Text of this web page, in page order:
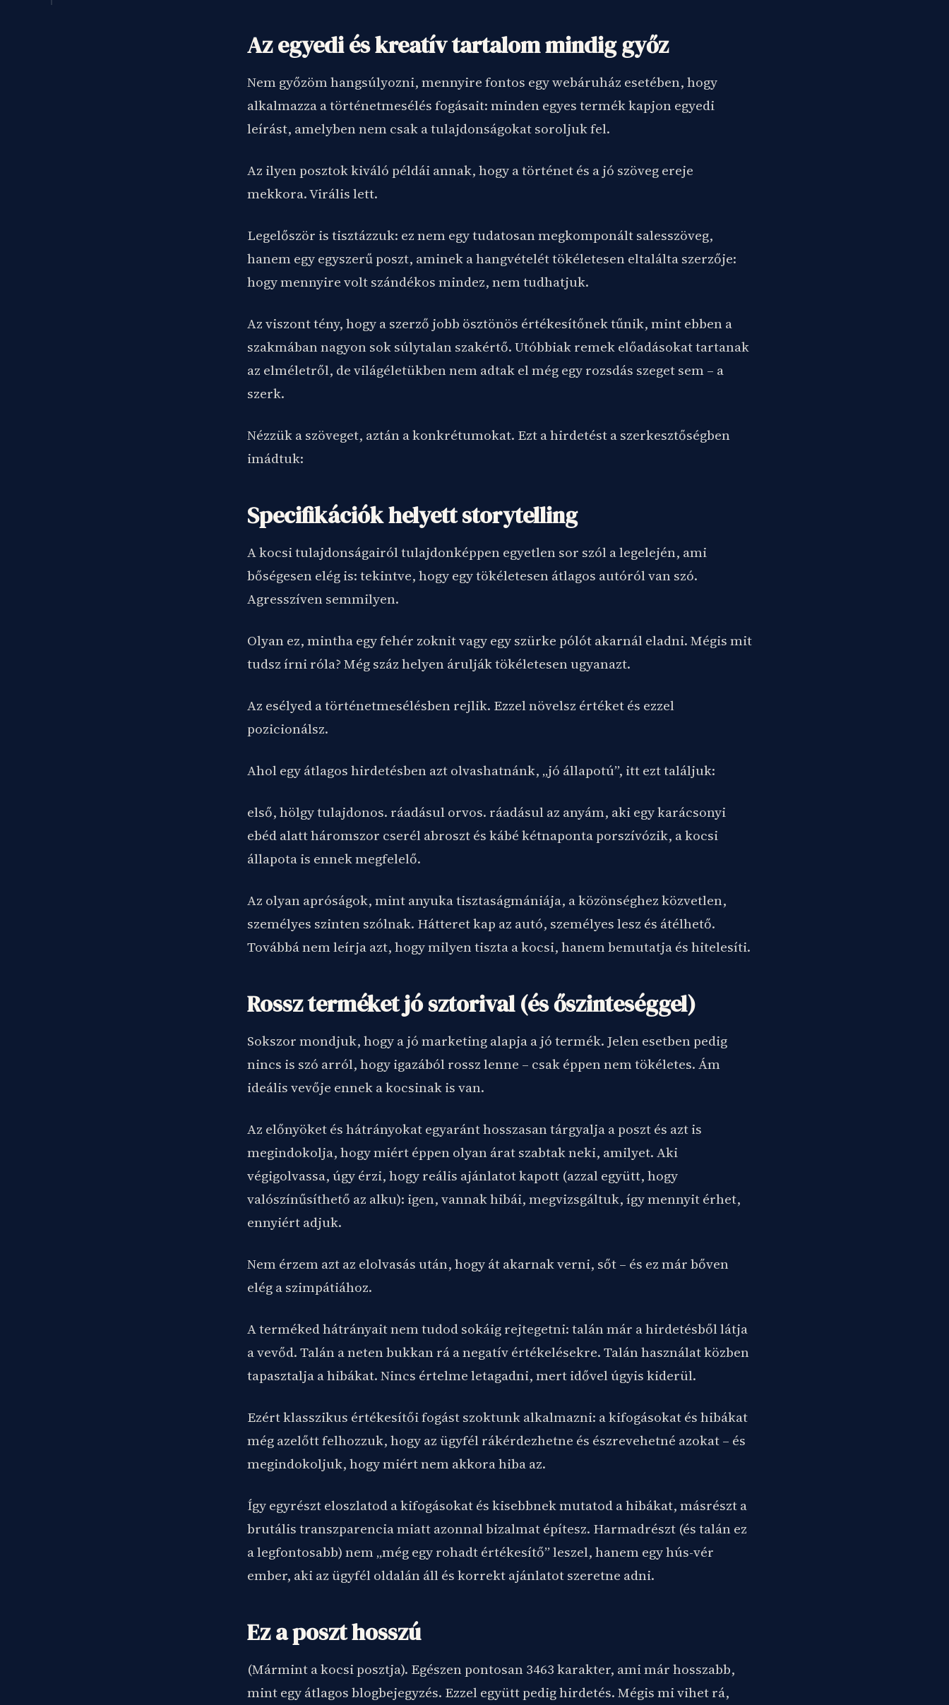
Az egyedi és kreatív tartalom mindig győz
Nem győzöm hangsúlyozni, mennyire fontos egy webáruház esetében, hogy
alkalmazza a történetmesélés fogásait: minden egyes termék kapjon egyedi
leírást, amelyben nem csak a tulajdonságokat soroljuk fel.
Az ilyen posztok kiváló példái annak, hogy a történet és a jó szöveg ereje
mekkora. Virális lett.
Legelőször is tisztázzuk: ez nem egy tudatosan megkomponált salesszöveg,
hanem egy egyszerű poszt, aminek a hangvételét tökéletesen eltalálta szerzője:
hogy mennyire volt szándékos mindez, nem tudhatjuk.
Az viszont tény, hogy a szerző jobb ösztönös értékesítőnek tűnik, mint ebben a
szakmában nagyon sok súlytalan szakértő. Utóbbiak remek előadásokat tartanak
az elméletről, de világéletükben nem adtak el még egy rozsdás szeget sem – a
szerk.
Nézzük a szöveget, aztán a konkrétumokat. Ezt a hirdetést a szerkesztőségben
imádtuk:
Specifikációk helyett storytelling
A kocsi tulajdonságairól tulajdonképpen egyetlen sor szól a legelején, ami
bőségesen elég is: tekintve, hogy egy tökéletesen átlagos autóról van szó.
Agresszíven semmilyen.
Olyan ez, mintha egy fehér zoknit vagy egy szürke pólót akarnál eladni. Mégis mit
tudsz írni róla? Még száz helyen árulják tökéletesen ugyanazt.
Az esélyed a történetmesélésben rejlik. Ezzel növelsz értéket és ezzel
pozicionálsz.
Ahol egy átlagos hirdetésben azt olvashatnánk, „jó állapotú”, itt ezt találjuk:
első, hölgy tulajdonos. ráadásul orvos. ráadásul az anyám, aki egy karácsonyi
ebéd alatt háromszor cserél abroszt és kábé kétnaponta porszívózik, a kocsi
állapota is ennek megfelelő.
Az olyan apróságok, mint anyuka tisztaságmániája, a közönséghez közvetlen,
személyes szinten szólnak. Hátteret kap az autó, személyes lesz és átélhető.
Továbbá nem leírja azt, hogy milyen tiszta a kocsi, hanem bemutatja és hitelesíti.
Rossz terméket jó sztorival (és őszinteséggel)
Sokszor mondjuk, hogy a jó marketing alapja a jó termék. Jelen esetben pedig
nincs is szó arról, hogy igazából rossz lenne – csak éppen nem tökéletes. Ám
ideális vevője ennek a kocsinak is van.
Az előnyöket és hátrányokat egyaránt hosszasan tárgyalja a poszt és azt is
megindokolja, hogy miért éppen olyan árat szabtak neki, amilyet. Aki
végigolvassa, úgy érzi, hogy reális ajánlatot kapott (azzal együtt, hogy
valószínűsíthető az alku): igen, vannak hibái, megvizsgáltuk, így mennyit érhet,
ennyiért adjuk.
Nem érzem azt az elolvasás után, hogy át akarnak verni, sőt – és ez már bőven
elég a szimpátiához.
A terméked hátrányait nem tudod sokáig rejtegetni: talán már a hirdetésből látja
a vevőd. Talán a neten bukkan rá a negatív értékelésekre. Talán használat közben
tapasztalja a hibákat. Nincs értelme letagadni, mert idővel úgyis kiderül.
Ezért klasszikus értékesítői fogást szoktunk alkalmazni: a kifogásokat és hibákat
még azelőtt felhozzuk, hogy az ügyfél rákérdezhetne és észrevehetné azokat – és
megindokoljuk, hogy miért nem akkora hiba az.
Így egyrészt eloszlatod a kifogásokat és kisebbnek mutatod a hibákat, másrészt a
brutális transzparencia miatt azonnal bizalmat építesz. Harmadrészt (és talán ez
a legfontosabb) nem „még egy rohadt értékesítő” leszel, hanem egy hús-vér
ember, aki az ügyfél oldalán áll és korrekt ajánlatot szeretne adni.
Ez a poszt hosszú
(Mármint a kocsi posztja). Egészen pontosan 3463 karakter, ami már hosszabb,
mint egy átlagos blogbejegyzés. Ezzel együtt pedig hirdetés. Mégis mi vihet rá,